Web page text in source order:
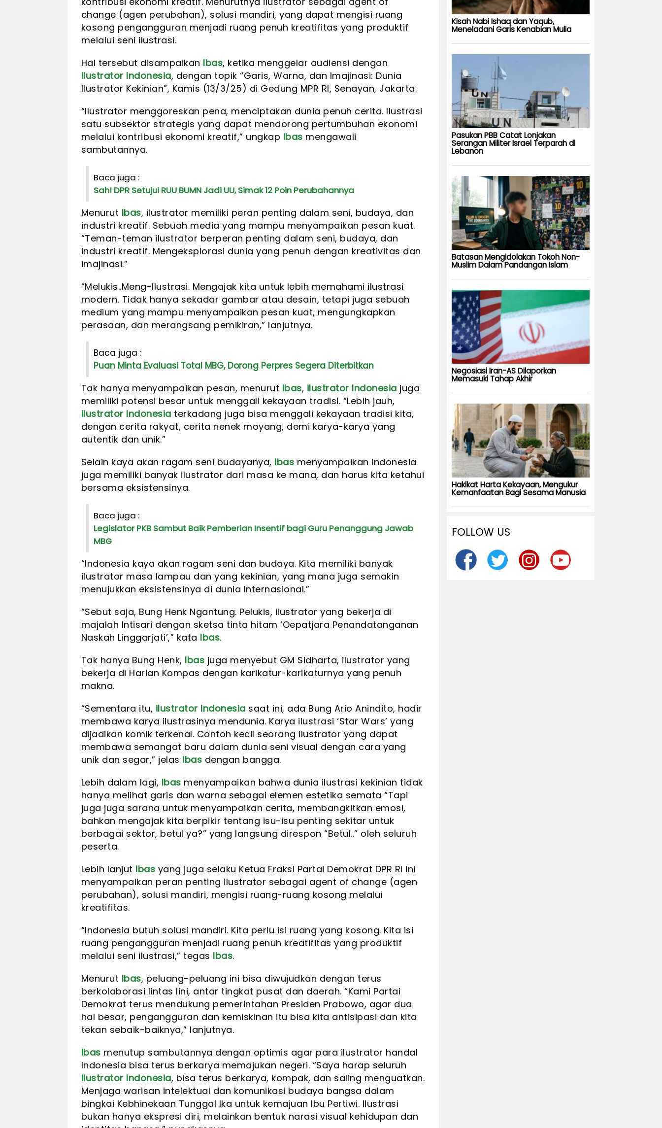
change (agen perubahan), solusi mandiri, yang dapat mengisi ruang
kosong pengangguran menjadi ruang penuh kreatifitas yang produktif
melalui seni ilustrasi.
Hal tersebut disampaikan Ibas, ketika menggelar audiensi dengan
ilustrator Indonesia, dengan topik “Garis, Warna, dan Imajinasi: Dunia
Ilustrator Kekinian”, Kamis (13/3/25) di Gedung MPR RI, Senayan, Jakarta.
“Ilustrator menggoreskan pena, menciptakan dunia penuh cerita. Ilustrasi
satu subsektor strategis yang dapat mendorong pertumbuhan ekonomi
melalui kontribusi ekonomi kreatif,” ungkap Ibas mengawali
sambutannya.
Baca juga :
Sah! DPR Setujui RUU BUMN Jadi UU, Simak 12 Poin Perubahannya
Menurut Ibas, ilustrator memiliki peran penting dalam seni, budaya, dan
industri kreatif. Sebuah media yang mampu menyampaikan pesan kuat.
“Teman-teman ilustrator berperan penting dalam seni, budaya, dan
industri kreatif. Mengeksplorasi dunia yang penuh dengan kreativitas dan
imajinasi.”
“Melukis..Meng-Ilustrasi. Mengajak kita untuk lebih memahami ilustrasi
modern. Tidak hanya sekadar gambar atau desain, tetapi juga sebuah
medium yang mampu menyampaikan pesan kuat, mengungkapkan
perasaan, dan merangsang pemikiran,” lanjutnya.
Baca juga :
Puan Minta Evaluasi Total MBG, Dorong Perpres Segera Diterbitkan
Tak hanya menyampaikan pesan, menurut Ibas, ilustrator Indonesia juga
memiliki potensi besar untuk menggali kekayaan tradisi. “Lebih jauh,
ilustrator Indonesia terkadang juga bisa menggali kekayaan tradisi kita,
dengan cerita rakyat, cerita nenek moyang, demi karya-karya yang
autentik dan unik.”
Selain kaya akan ragam seni budayanya, Ibas menyampaikan Indonesia
juga memiliki banyak ilustrator dari masa ke mana, dan harus kita ketahui
bersama eksistensinya.
Baca juga :
Legislator PKB Sambut Baik Pemberian Insentif bagi Guru Penanggung Jawab
MBG
“Indonesia kaya akan ragam seni dan budaya. Kita memiliki banyak
ilustrator masa lampau dan yang kekinian, yang mana juga semakin
menujukkan eksistensinya di dunia Internasional.”
“Sebut saja, Bung Henk Ngantung. Pelukis, ilustrator yang bekerja di
majalah Intisari dengan sketsa tinta hitam ‘Oepatjara Penandatanganan
Naskah Linggarjati’,” kata Ibas.
Tak hanya Bung Henk, Ibas juga menyebut GM Sidharta, ilustrator yang
bekerja di Harian Kompas dengan karikatur-karikaturnya yang penuh
makna.
“Sementara itu, ilustrator Indonesia saat ini, ada Bung Ario Anindito, hadir
membawa karya ilustrasinya mendunia. Karya ilustrasi ‘Star Wars’ yang
dijadikan komik terkenal. Contoh kecil seorang ilustrator yang dapat
membawa semangat baru dalam dunia seni visual dengan cara yang
unik dan segar,” jelas Ibas dengan bangga.
Lebih dalam lagi, Ibas menyampaikan bahwa dunia ilustrasi kekinian tidak
hanya melihat garis dan warna sebagai elemen estetika semata “Tapi
juga juga sarana untuk menyampaikan cerita, membangkitkan emosi,
bahkan mengajak kita berpikir tentang isu-isu penting sekitar untuk
berbagai sektor, betul ya?” yang langsung direspon “Betul..” oleh seluruh
peserta.
Lebih lanjut Ibas yang juga selaku Ketua Fraksi Partai Demokrat DPR RI ini
menyampaikan peran penting ilustrator sebagai agent of change (agen
perubahan), solusi mandiri, mengisi ruang-ruang kosong melalui
kreatifitas.
“Indonesia butuh solusi mandiri. Kita perlu isi ruang yang kosong. Kita isi
ruang pengangguran menjadi ruang penuh kreatifitas yang produktif
melalui seni ilustrasi,” tegas Ibas.
Menurut Ibas, peluang-peluang ini bisa diwujudkan dengan terus
berkolaborasi lintas lini, antar tingkat pusat dan daerah. “Kami Partai
Demokrat terus mendukung pemerintahan Presiden Prabowo, agar dua
hal besar, pengangguran dan kemiskinan itu bisa kita antisipasi dan kita
tekan sebaik-baiknya,” lanjutnya.
Ibas menutup sambutannya dengan optimis agar para ilustrator handal
Indonesia bisa terus berkarya memajukan negeri. “Saya harap seluruh
ilustrator Indonesia, bisa terus berkarya, kompak, dan saling menguatkan.
Menjaga warisan intelektual dan komunikasi budaya bangsa dalam
bingkai Kebhinekaan Tunggal Ika untuk kemajuan Ibu Pertiwi. Ilustrasi
bukan hanya ekspresi diri, melainkan bentuk narasi visual kehidupan dan
Kisah Nabi Ishaq dan Yaqub,
Meneladani Garis Kenabian Mulia
Pasukan PBB Catat Lonjakan
Serangan Militer Israel Terparah di
Lebanon
Batasan Mengidolakan Tokoh Non-
Muslim Dalam Pandangan Islam
Negosiasi Iran-AS Dilaporkan
Memasuki Tahap Akhir
Hakikat Harta Kekayaan, Mengukur
Kemanfaatan Bagi Sesama Manusia
FOLLOW US